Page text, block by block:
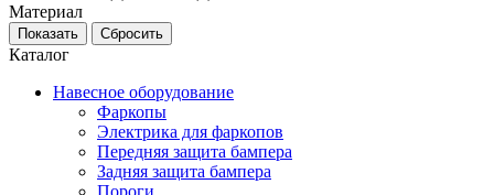
Материал
Каталог
Навесное оборудование
Фаркопы
Электрика для фаркопов
Передняя защита бампера
Задняя защита бампера
Пороги